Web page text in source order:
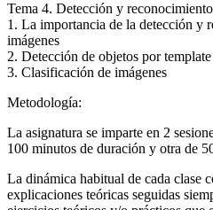
Tema 4. Detección y
1. La importancia de la detección y
imágenes
2. Detección de objetos por
3. Clasificación de imágenes
Metodología:
La asignatura se imparte en 2
100 minutos de duración y otra de
La dinámica habitual de cada clase
explicaciones teóricas seguidas